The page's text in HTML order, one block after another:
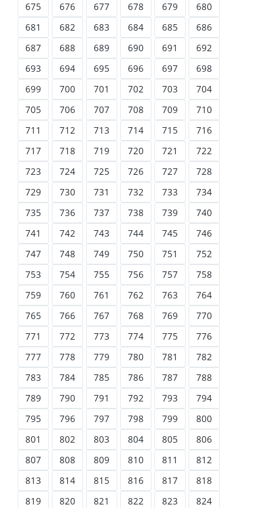
675
676 677 678 679
680
681
682 683 684 685
686
687
688 689 690 691
692
693
694 695 696 697
698
699
700 701 702 703
704
705
706 707 708 709
710
711
712 713 714 715
716
717
718 719 720 721
722
723
724 725 726 727
728
729
730 731 732 733
734
735
736 737 738 739
740
741
742 743 744 745
746
747
748 749 750 751
752
753
754 755 756 757
758
759
760 761 762 763
764
765
766 767 768 769
770
771
772 773 774 775
776
777
778 779 780 781
782
783
784 785 786 787
788
789
790 791 792 793
794
795
796 797 798 799
800
801
802 803 804 805
806
807
808 809 810 811
812
813
814 815 816 817
818
819
820 821 822 823
824